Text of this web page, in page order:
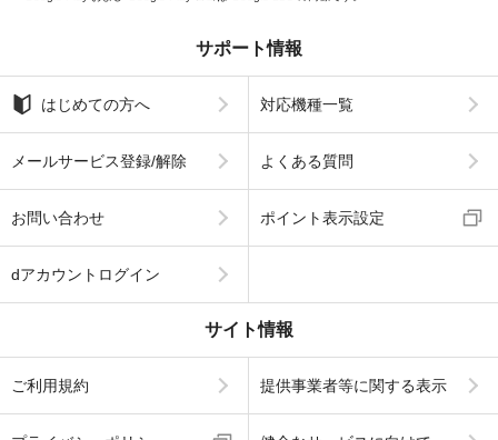
サポート情報
はじめての方へ 対応機種一覧
メールサービス登録/解除 よくある質問
お問い合わせ ポイント表示設定
dアカウントログイン
サイト情報
ご利用規約 提供事業者等に関する表示